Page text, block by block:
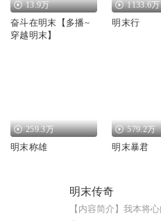
13.9万
奋斗在明末【多播~
穿越明末】
1133.6万
明末行
259.3万
明末称雄
579.2万
明末暴君
明末传奇